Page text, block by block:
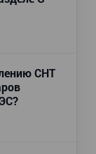
СНТ